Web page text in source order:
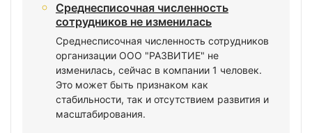
Среднесписочная численность
сотрудников не изменилась
Среднесписочная численность сотрудников
организации ООО "РАЗВИТИЕ" не
изменилась, сейчас в компании 1 человек.
Это может быть признаком как
стабильности, так и отсутствием развития и
масштабирования.